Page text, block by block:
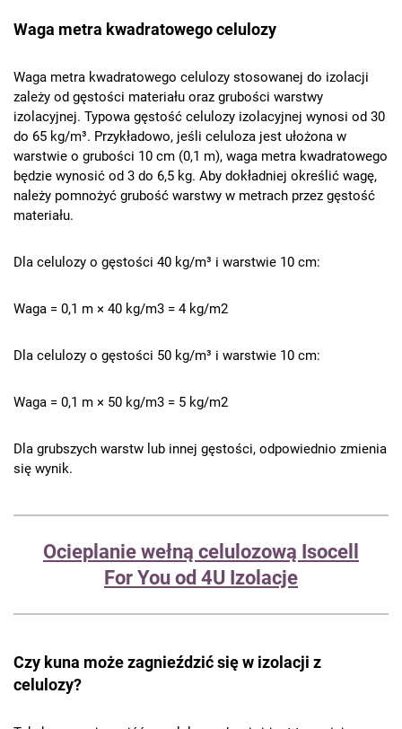
Waga metra kwadratowego celulozy
Waga metra kwadratowego celulozy stosowanej do izolacji
zależy od gęstości materiału oraz grubości warstwy
izolacyjnej. Typowa gęstość celulozy izolacyjnej wynosi od 30
do 65 kg/m³. Przykładowo, jeśli celuloza jest ułożona w
warstwie o grubości 10 cm (0,1 m), waga metra kwadratowego
będzie wynosić od 3 do 6,5 kg. Aby dokładniej określić wagę,
należy pomnożyć grubość warstwy w metrach przez gęstość
materiału.
Dla celulozy o gęstości 40 kg/m³ i warstwie 10 cm:
Waga = 0,1 m × 40 kg/m3 = 4 kg/m2
Dla celulozy o gęstości 50 kg/m³ i warstwie 10 cm:
Waga = 0,1 m × 50 kg/m3 = 5 kg/m2
Dla grubszych warstw lub innej gęstości, odpowiednio zmienia
się wynik.
Ocieplanie wełną celulozową Isocell
For You od 4U Izolacje
Czy kuna może zagnieździć się w izolacji z
celulozy?